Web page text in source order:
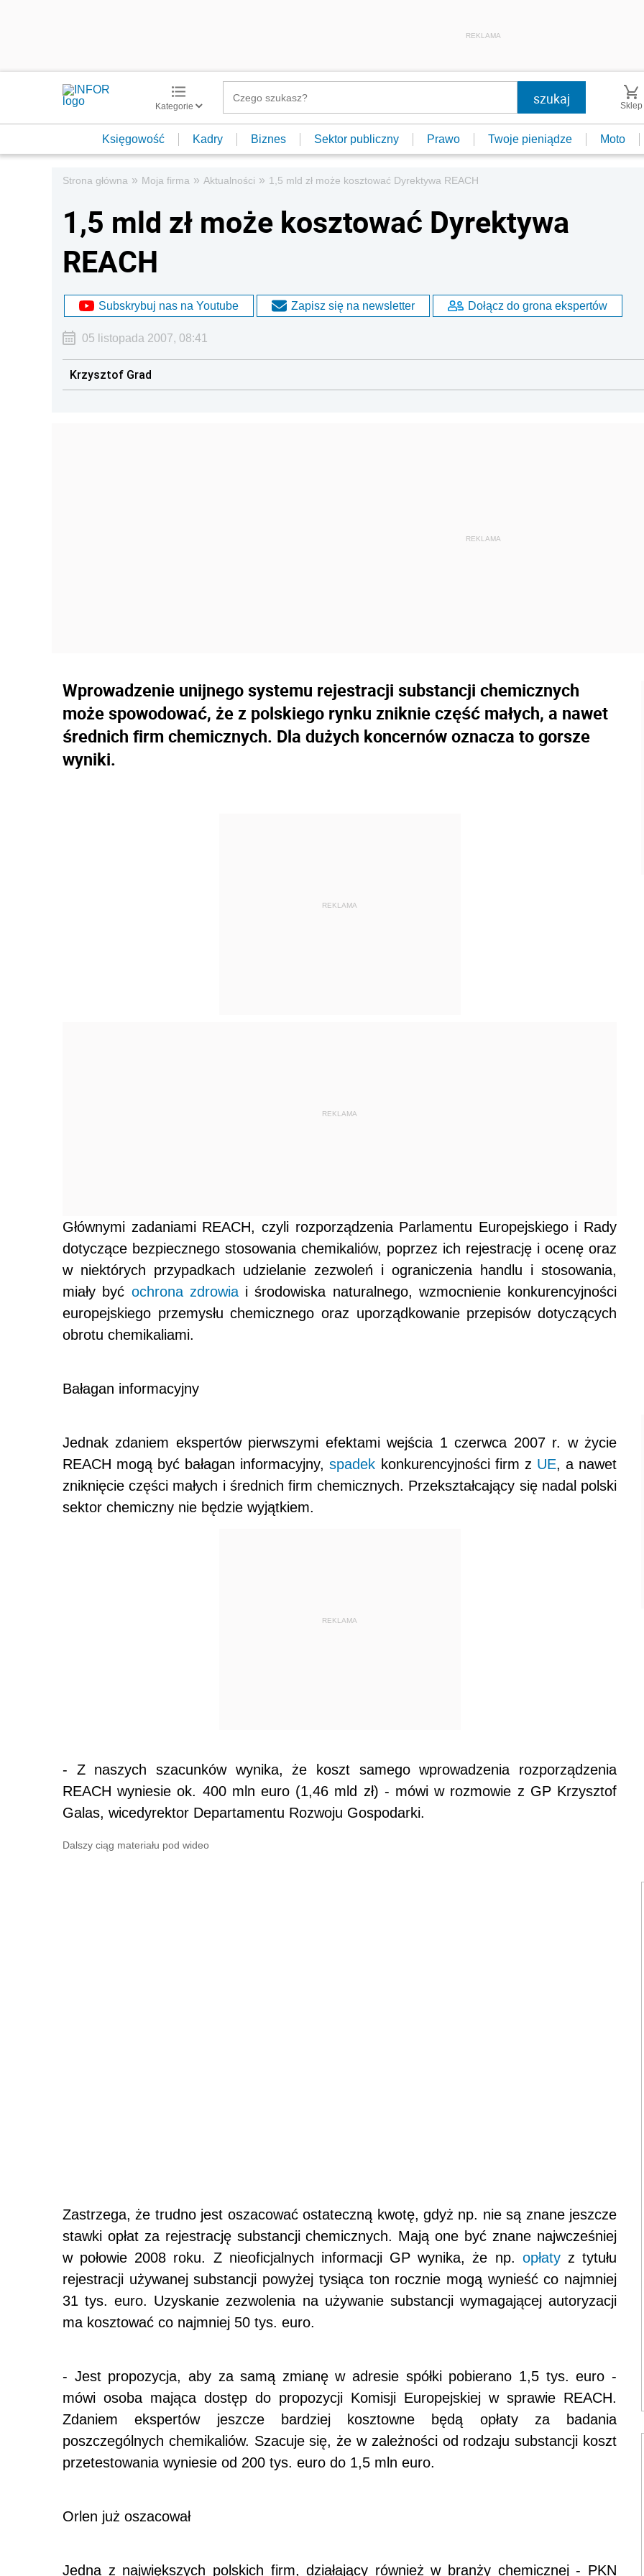
REKLAMA
Kategorie Sklep
Księgowość Kadry Biznes Sektor publiczny Prawo Twoje pieniądze Moto
Strona główna » Moja firma » Aktualności » 1,5 mld zł może kosztować Dyrektywa REACH
1,5 mld zł może kosztować Dyrektywa
REACH
Subskrybuj nas na Youtube Zapisz się na newsletter Dołącz do grona ekspertów
05 listopada 2007, 08:41
Krzysztof Grad
Wprowadzenie unijnego systemu rejestracji substancji chemicznych
może spowodować, że z polskiego rynku zniknie część małych, a nawet
średnich firm chemicznych. Dla dużych koncernów oznacza to gorsze
wyniki.
REKLAMA
REKLAMA
Głównymi zadaniami REACH, czyli rozporządzenia Parlamentu Europejskiego i Rady
dotyczące bezpiecznego stosowania chemikaliów, poprzez ich rejestrację i ocenę oraz
w niektórych przypadkach udzielanie zezwoleń i ograniczenia handlu i stosowania,
miały być ochrona zdrowiai środowiska naturalnego, wzmocnienie konkurencyjności
europejskiego przemysłu chemicznego oraz uporządkowanie przepisów dotyczących
obrotu chemikaliami.
Bałagan informacyjny
Jednak zdaniem ekspertów pierwszymi efektami wejścia 1 czerwca 2007 r. w życie
REACH mogą być bałagan informacyjny,spadek konkurencyjności firm z UE, a nawet
zniknięcie części małych i średnich firm chemicznych. Przekształcający się nadal polski
sektor chemiczny nie będzie wyjątkiem.
REKLAMA
- Z naszych szacunków wynika, że koszt samego wprowadzenia rozporządzenia
REACH wyniesie ok. 400 mln euro (1,46 mld zł) - mówi w rozmowie z GP Krzysztof
Galas, wicedyrektor Departamentu Rozwoju Gospodarki.
Dalszy ciąg materiału pod wideo
Zastrzega, że trudno jest oszacować ostateczną kwotę, gdyż np. nie są znane jeszcze
stawki opłat za rejestrację substancji chemicznych. Mają one być znane najwcześniej
w połowie 2008 roku. Z nieoficjalnych informacji GP wynika, że np. opłatyz tytułu
rejestracji używanej substancji powyżej tysiąca ton rocznie mogą wynieść co najmniej
31 tys. euro. Uzyskanie zezwolenia na używanie substancji wymagającej autoryzacji
ma kosztować co najmniej 50 tys. euro.
- Jest propozycja, aby za samą zmianę w adresie spółki pobierano 1,5 tys. euro -
mówi osoba mająca dostęp do propozycji Komisji Europejskiej w sprawie REACH.
Zdaniem ekspertów jeszcze bardziej kosztowne będą opłaty za badania
poszczególnych chemikaliów. Szacuje się, że w zależności od rodzaju substancji koszt
przetestowania wyniesie od 200 tys. euro do 1,5 mln euro.
Orlen już oszacował
Jedna z największych polskich firm, działający również w branży chemicznej - PKN